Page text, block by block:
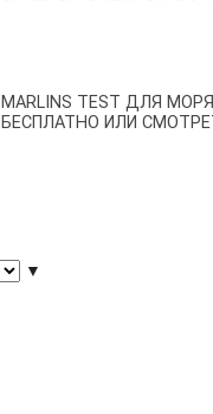
MARLINS TEST ДЛЯ
БЕСПЛАТНО ИЛИ
▼